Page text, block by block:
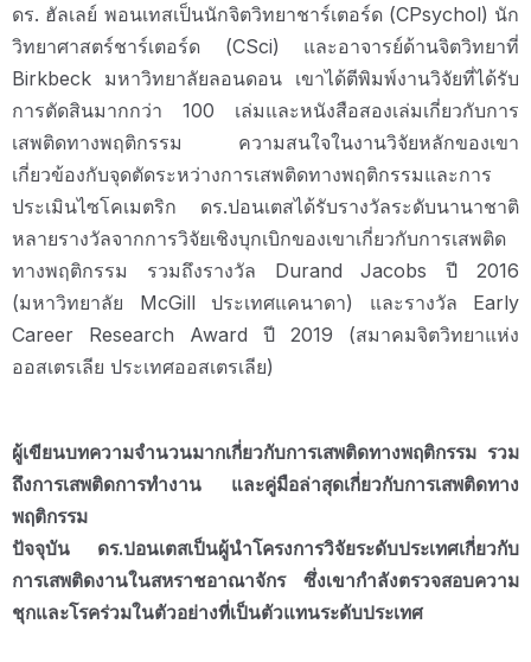
ดร. ฮัลเลย์ พอนเทสเป็นนักจิตวิทยาชาร์เตอร์ด (CPsychol) นัก
วิทยาศาสตร์ชาร์เตอร์ด (CSci) และอาจารย์ด้านจิตวิทยาที่
Birkbeck มหาวิทยาลัยลอนดอน เขาได้ตีพิมพ์งานวิจัยที่ได้รับ
การตัดสินมากกว่า 100 เล่มและหนังสือสองเล่มเกี่ยวกับการ
เสพติดทางพฤติกรรม ความสนใจในงานวิจัยหลักของเขา
เกี่ยวข้องกับจุดตัดระหว่างการเสพติดทางพฤติกรรมและการ
ประเมินไซโคเมตริก ดร.ปอนเตสได้รับรางวัลระดับนานาชาติ
หลายรางวัลจากการวิจัยเชิงบุกเบิกของเขาเกี่ยวกับการเสพติด
ทางพฤติกรรม รวมถึงรางวัล Durand Jacobs ปี 2016
(มหาวิทยาลัย McGill ประเทศแคนาดา) และรางวัล Early
Career Research Award ปี 2019 (สมาคมจิตวิทยาแห่ง
ออสเตรเลีย ประเทศออสเตรเลีย)
ผู้เขียนบทความจำนวนมากเกี่ยวกับการเสพติดทางพฤติกรรม รวม
ถึงการเสพติดการทำงาน และคู่มือล่าสุดเกี่ยวกับการเสพติดทาง
พฤติกรรม
ปัจจุบัน ดร.ปอนเตสเป็นผู้นำโครงการวิจัยระดับประเทศเกี่ยวกับ
การเสพติดงานในสหราชอาณาจักร ซึ่งเขากำลังตรวจสอบความ
ชุกและโรคร่วมในตัวอย่างที่เป็นตัวแทนระดับประเทศ